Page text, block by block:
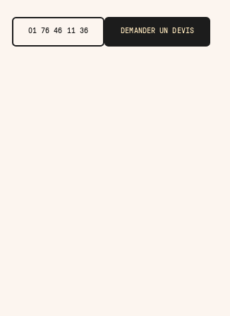
01 76 46 11 36 DEMANDER UN DEVIS